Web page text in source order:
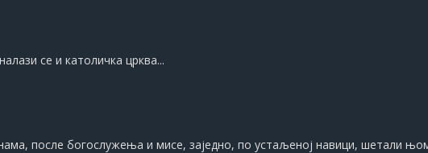
се и католичка црква...
после богослужења и мисе, заједно, по устаљеној навици, шетали